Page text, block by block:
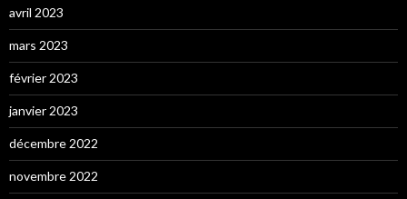
avril 2023
mars 2023
février 2023
janvier 2023
décembre 2022
novembre 2022